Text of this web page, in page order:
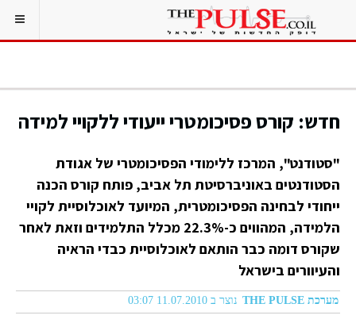
חדש: קורס פסיכומטרי ייעודי ללקויי למידה
"סטודנט", המרכז ללימודי הפסיכומטרי של אגודת
הסטודנטים באוניברסיטת תל אביב, פותח קורס הכנה
ייחודי לבחינה הפסיכומטרית, המיועד לאוכלוסיית לקויי
הלמידה, המהווים כ-22.3% מכלל התלמידים וזאת לאחר
שקורס דומה כבר הותאם לאוכלוסיית כבדי הראיה
והעיוורים בישראל
מערכת THE PULSE נוצר ב 11.07.2010 03:07